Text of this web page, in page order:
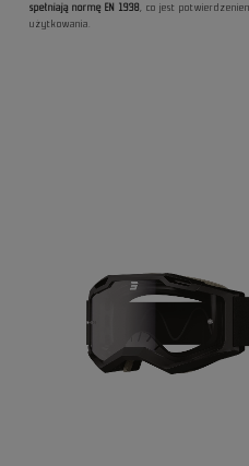
spełniają normę EN 1938
, co jest
użytkowania.